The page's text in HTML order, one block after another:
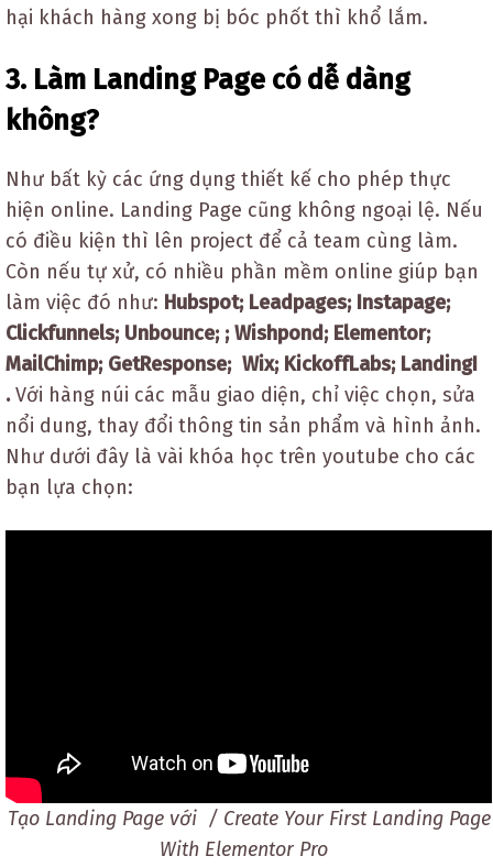
hại khách hàng xong bị bóc phốt thì khổ lắm.
3. Làm Landing Page có dễ dàng
không?
Như bất kỳ các ứng dụng thiết kế cho phép thực
hiện online. Landing Page cũng không ngoại lệ. Nếu
có điều kiện thì lên project để cả team cùng làm.
Còn nếu tự xử, có nhiều phần mềm online giúp bạn
làm việc đó như: Hubspot; Leadpages; Instapage;
Clickfunnels; Unbounce; ; Wishpond; Elementor;
MailChimp; GetResponse; Wix; KickoffLabs; LandingI
. Với hàng núi các mẫu giao diện, chỉ việc chọn, sửa
nổi dung, thay đổi thông tin sản phẩm và hình ảnh.
Như dưới đây là vài khóa học trên youtube cho các
bạn lựa chọn:
Tạo Landing Page với / Create Your First Landing Page
With Elementor Pro